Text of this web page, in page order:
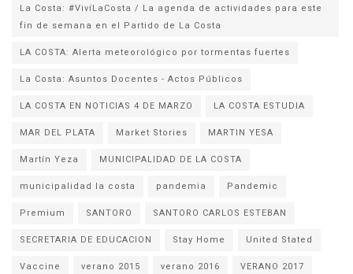
La Costa: #VivíLaCosta / La agenda de actividades para este
fin de semana en el Partido de La Costa
LA COSTA: Alerta meteorológico por tormentas fuertes
La Costa: Asuntos Docentes - Actos Públicos
LA COSTA EN NOTICIAS 4 DE MARZO
LA COSTA ESTUDIA
MAR DEL PLATA
Market Stories
MARTIN YESA
Martín Yeza
MUNICIPALIDAD DE LA COSTA
municipalidad la costa
pandemia
Pandemic
Premium
SANTORO
SANTORO CARLOS ESTEBAN
SECRETARIA DE EDUCACION
Stay Home
United Stated
Vaccine
verano 2015 verano 2016
VERANO 2017